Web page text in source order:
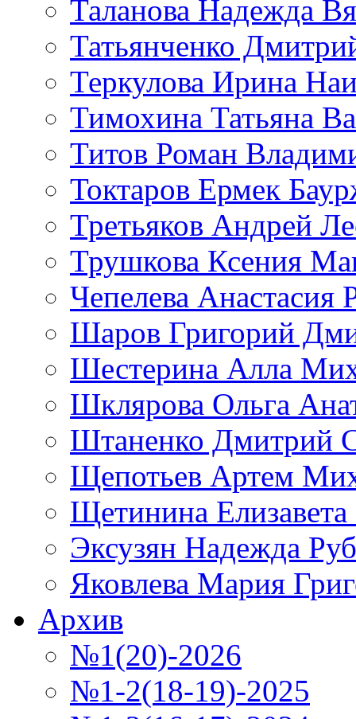
Таланова Надежда
Татьянченко
Теркулова Ирина
Тимохина Татьяна
Титов Роман
Токтаров Ермек
Третьяков Андрей
Трушкова Ксения
Чепелева Анастасия
Шаров Григорий
Шестерина Алла
Шклярова Ольга
Штаненко Дмитрий
Щепотьев Артем
Щетинина Елизавета
Эксузян Надежда
Яковлева Мария
Архив
№1(20)-2026
№1-2(18-19)-2025